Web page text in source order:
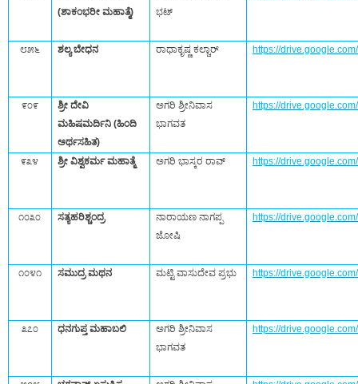
(ಶಾಕಂಭರೀ ಮಹಾತ್ಮೆ)
ಭಟ್‌
೮೫೬ ಶಲ್ಯ ಬೇಧನ ರಾಧಾಕೃಷ್ಣ ಕಲ್ಚಾರ್‌ https://
೯೦೯
ಶ್ರೀ ದೇವಿ
ಮಹಿಷಮರ್ದಿನಿ (ಹಿಂದಿ
ಅರ್ಥಸಹಿತ)
ಅಗರಿ ಶ್ರೀನಿವಾಸ
ಭಾಗವತ
https://
೯೩೪ ಶ್ರೀ ವಿಶ್ವಕರ್ಮ ಮಹಾತ್ಮೆ ಅಗರಿ ಭಾಸ್ಕರ ರಾವ್ https://
೧೦೩೦ ಸತ್ಯಹರಿಶ್ಚಂದ್ರ
ನಾರಾಯಣ ನಾಗಪ್ಪ
ಜೋಷಿ
https://
೧೦೪೧ ಸಮುದ್ರ ಮಥನ ಮಟ್ಟಿ ವಾಸುದೇವ ಪ್ರಭು https://
೩೭೦ ಧನಗುಪ್ತ ಮಹಾಬಲಿ
ಅಗರಿ ಶ್ರೀನಿವಾಸ
ಭಾಗವತ
https://